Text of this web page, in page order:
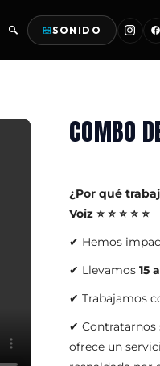
SONIDO
COMBO
¿Por qué
Voiz ⭐ ⭐ ⭐ ⭐ ⭐
✔ Hemos
✔ Llevamos15
✔ Trabajamos
✔
ofrece un